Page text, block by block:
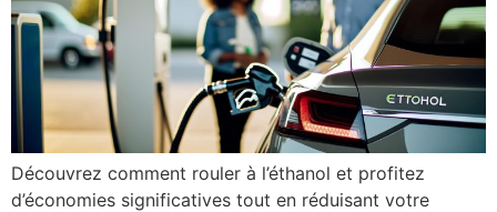
Découvrez comment rouler à l’éthanol et profitez
d’économies significatives tout en réduisant votre